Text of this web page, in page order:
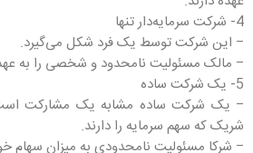
4- شرکت سرمایه‌دار تنها
– این شرکت توسط یک فرد شکل می‌گیرد.
– مالک مسئولیت نامحدود و شخصی را به
5- یک شرکت ساده
– یک شرکت ساده مشابه یک مشارکت
شریک که سهم سرمایه را دارند.
– شرکا مسئولیت نامحدودی به میزان سهام